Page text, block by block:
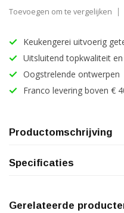
Toevoegen om te vergelijken
Keukengerei uitvoerig
Uitsluitend topkwaliteit
Oogstrelende ontwerpen
Franco levering boven €
Productomschrijving
Specificaties
Gerelateerde